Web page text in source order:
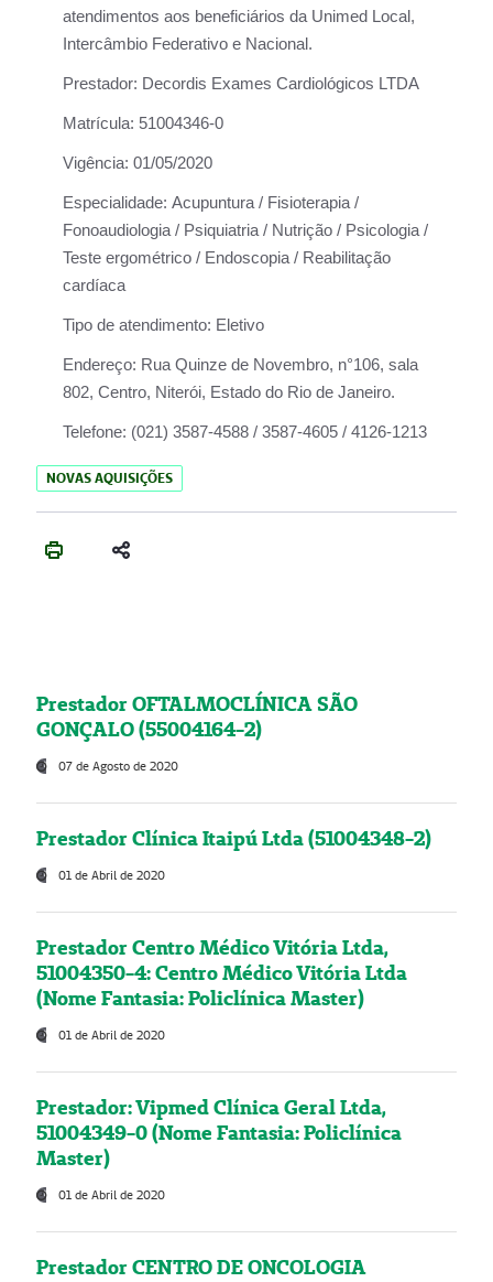
atendimentos aos beneficiários da Unimed Local,
Intercâmbio Federativo e Nacional.
Prestador: Decordis Exames Cardiológicos LTDA
Matrícula: 51004346-0
Vigência: 01/05/2020
Especialidade: Acupuntura / Fisioterapia /
Fonoaudiologia / Psiquiatria / Nutrição / Psicologia /
Teste ergométrico / Endoscopia / Reabilitação
cardíaca
Tipo de atendimento: Eletivo
Endereço: Rua Quinze de Novembro, n°106, sala
802, Centro, Niterói, Estado do Rio de Janeiro.
Telefone: (021) 3587-4588 / 3587-4605 / 4126-1213
NOVAS AQUISIÇÕES
Prestador OFTALMOCLÍNICA SÃO
GONÇALO (55004164-2)
07 de Agosto de 2020
Prestador Clínica Itaipú Ltda (51004348-2)
01 de Abril de 2020
Prestador Centro Médico Vitória Ltda,
51004350-4: Centro Médico Vitória Ltda
(Nome Fantasia: Policlínica Master)
01 de Abril de 2020
Prestador: Vipmed Clínica Geral Ltda,
51004349-0 (Nome Fantasia: Policlínica
Master)
01 de Abril de 2020
Prestador CENTRO DE ONCOLOGIA